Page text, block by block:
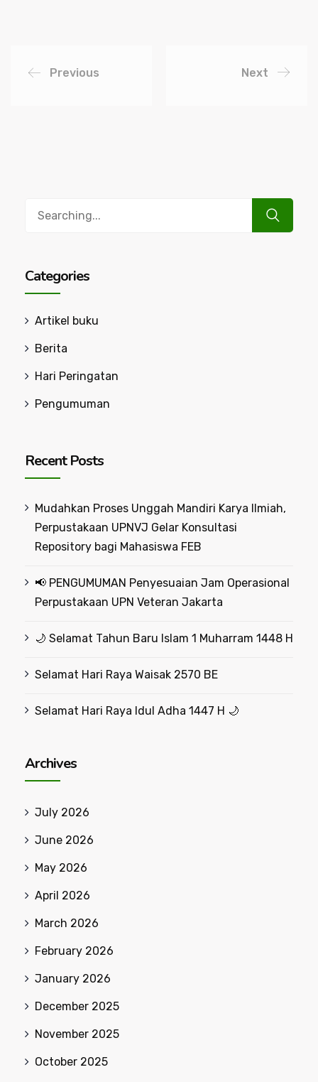
Previous Next
Categories
Artikel buku
Berita
Hari Peringatan
Pengumuman
Recent Posts
Mudahkan Proses Unggah Mandiri Karya Ilmiah,
Perpustakaan UPNVJ Gelar Konsultasi
Repository bagi Mahasiswa FEB
📢 PENGUMUMAN Penyesuaian Jam Operasional
Perpustakaan UPN Veteran Jakarta
🌙 Selamat Tahun Baru Islam 1 Muharram 1448 H
Selamat Hari Raya Waisak 2570 BE
Selamat Hari Raya Idul Adha 1447 H 🌙
Archives
July 2026
June 2026
May 2026
April 2026
March 2026
February 2026
January 2026
December 2025
November 2025
October 2025